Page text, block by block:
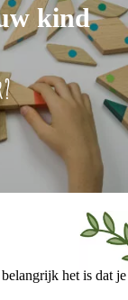
kind
het is dat je